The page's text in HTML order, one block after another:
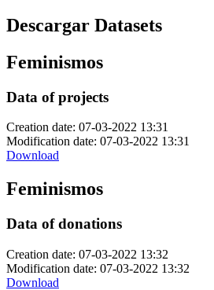
Descargar Datasets
Feminismos
Data of projects
Creation date: 07-03-2022 13:31
Modification date: 07-03-2022 13:31
Download
Feminismos
Data of donations
Creation date: 07-03-2022 13:32
Modification date: 07-03-2022 13:32
Download